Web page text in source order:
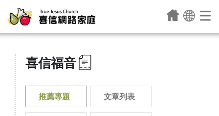
喜信福音
推薦專題 文章列表